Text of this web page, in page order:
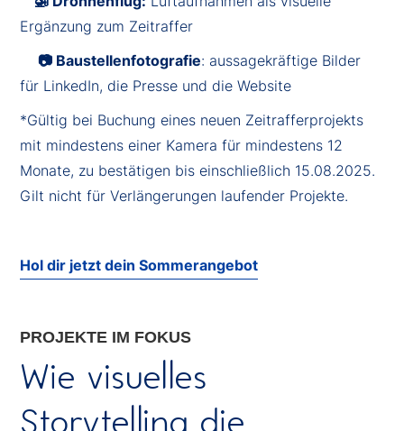
Ergänzung zum Zeitraffer
📷 Baustellenfotografie: aussagekräftige Bilder
für LinkedIn, die Presse und die Website
*Gültig bei Buchung eines neuen Zeitrafferprojekts
mit mindestens einer Kamera für mindestens 12
Monate, zu bestätigen bis einschließlich 15.08.2025.
Gilt nicht für Verlängerungen laufender Projekte.
Hol dir jetzt dein Sommerangebot
PROJEKTE IM FOKUS
Wie visuelles
Storytelling die